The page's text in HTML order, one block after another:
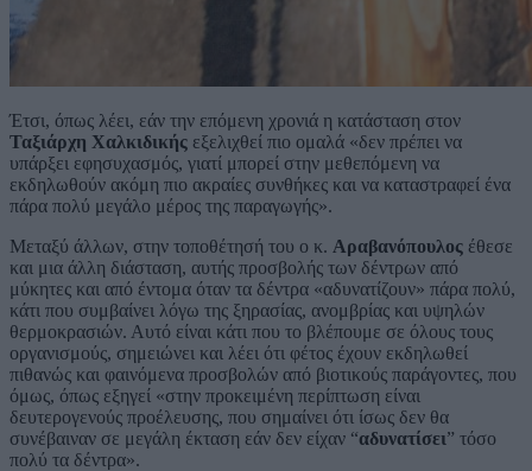
Έτσι, όπως λέει, εάν την επόμενη χρονιά η κατάσταση στον
Ταξιάρχη Χαλκιδικής εξελιχθεί πιο ομαλά «δεν πρέπει να
υπάρξει εφησυχασμός, γιατί μπορεί στην μεθεπόμενη να
εκδηλωθούν ακόμη πιο ακραίες συνθήκες και να καταστραφεί ένα
πάρα πολύ μεγάλο μέρος της παραγωγής».
Μεταξύ άλλων, στην τοποθέτησή του ο κ. Αραβανόπουλος έθεσε
και μια άλλη διάσταση, αυτής προσβολής των δέντρων από
μύκητες και από έντομα όταν τα δέντρα «αδυνατίζουν» πάρα πολύ,
κάτι που συμβαίνει λόγω της ξηρασίας, ανομβρίας και υψηλών
θερμοκρασιών. Αυτό είναι κάτι που το βλέπουμε σε όλους τους
οργανισμούς, σημειώνει και λέει ότι φέτος έχουν εκδηλωθεί
πιθανώς και φαινόμενα προσβολών από βιοτικούς παράγοντες, που
όμως, όπως εξηγεί «στην προκειμένη περίπτωση είναι
δευτερογενούς προέλευσης, που σημαίνει ότι ίσως δεν θα
συνέβαιναν σε μεγάλη έκταση εάν δεν είχαν “αδυνατίσει” τόσο
πολύ τα δέντρα».